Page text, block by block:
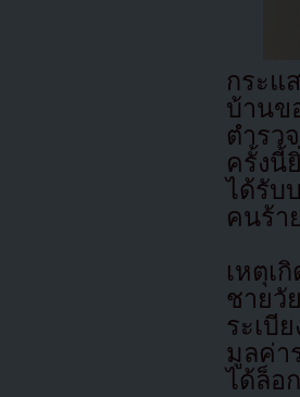
กระแ
บ้านข
ตำรว
ครั้งนี้
ได้รับ
คนร้า
เหตุเ
ชาย
ระเบี
มูลค่า
ได้ล็อก